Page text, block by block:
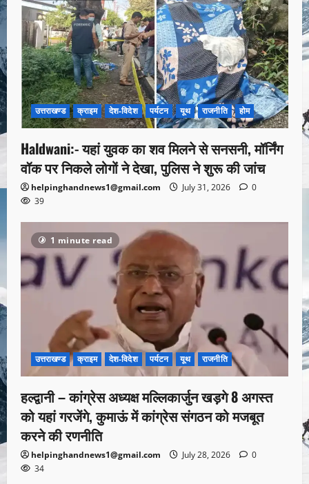
उत्तराखण्ड क्राइम देश-विदेश पर्यटन यूथ राजनीति होम
Haldwani:- यहां युवक का शव मिलने से सनसनी, मॉर्निंग
वॉक पर निकले लोगों ने देखा, पुलिस ने शुरू की जांच
helpinghandnews1@gmail.com July 31, 2026
0
39
1 minute read
उत्तराखण्ड क्राइम देश-विदेश पर्यटन यूथ राजनीति
हल्द्वानी – कांग्रेस अध्यक्ष मल्लिकार्जुन खड़गे 8 अगस्त
को यहां गरजेंगे, कुमाऊं में कांग्रेस संगठन को मजबूत
करने की रणनीति
helpinghandnews1@gmail.com July 28, 2026
0
34